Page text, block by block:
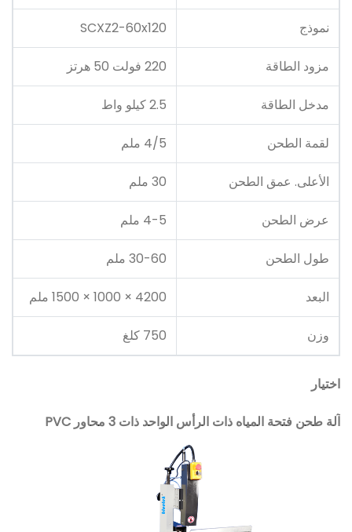
نموذج SCXZ2-60x120
مزود الطاقة 220 فولت 50 هرتز
مدخل الطاقة 2.5 كيلو واط
لقمة الطحن 4/5 ملم
الأعلى. عمق الطحن 30 ملم
عرض الطحن 4-5 ملم
طول الطحن 30-60 ملم
البعد 4200 × 1000 × 1500 ملم
وزن 750 كلغ
اختيار
آلة طحن فتحة المياه ذات الرأس الواحد ذات 3 محاور PVC